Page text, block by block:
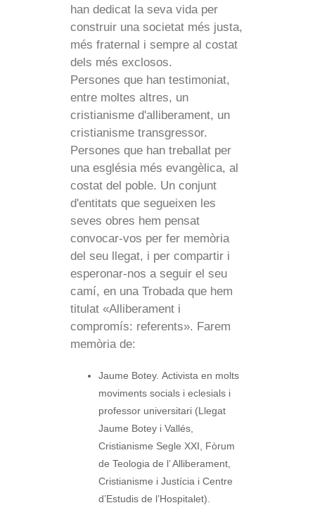
han dedicat la seva vida per
construir una societat més justa,
més fraternal i sempre al costat
dels més exclosos.
Persones que han testimoniat,
entre moltes altres, un
cristianisme d'alliberament, un
cristianisme transgressor.
Persones que han treballat per
una església més evangèlica, al
costat del poble. Un conjunt
d'entitats que segueixen les
seves obres hem pensat
convocar-vos per fer memòria
del seu llegat, i per compartir i
esperonar-nos a seguir el seu
camí, en una Trobada que hem
titulat «Alliberament i
compromís: referents». Farem
memòria de:
Jaume Botey. Activista en molts
moviments socials i eclesials i
professor universitari (Llegat
Jaume Botey i Vallés,
Cristianisme Segle XXI, Fòrum
de Teologia de l’ Alliberament,
Cristianisme i Justícia i Centre
d’Estudis de l’Hospitalet).